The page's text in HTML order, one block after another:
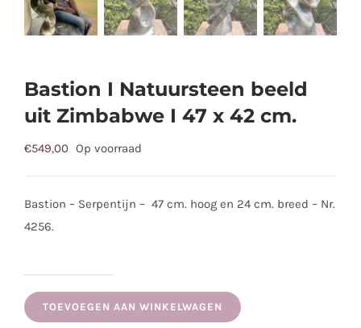
Bastion I Natuursteen beeld
uit Zimbabwe I 47 x 42 cm.
€549,00 Op voorraad
Bastion – Serpentijn – 47 cm. hoog en 24 cm. breed – Nr.
4256.
I
TOEVOEGEN AAN WINKELWAGEN